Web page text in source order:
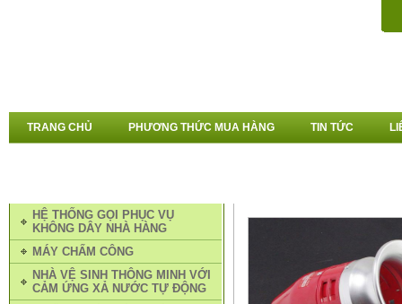
TRANG CHỦ PHƯƠNG THỨC MUA HÀNG TIN TỨC
HỆ THỐNG GỌI PHỤC VỤ
KHÔNG DÂY NHÀ HÀNG
MÁY CHẤM CÔNG
NHÀ VỆ SINH THÔNG MINH VỚI
CẢM ỨNG XẢ NƯỚC TỰ ĐỘNG